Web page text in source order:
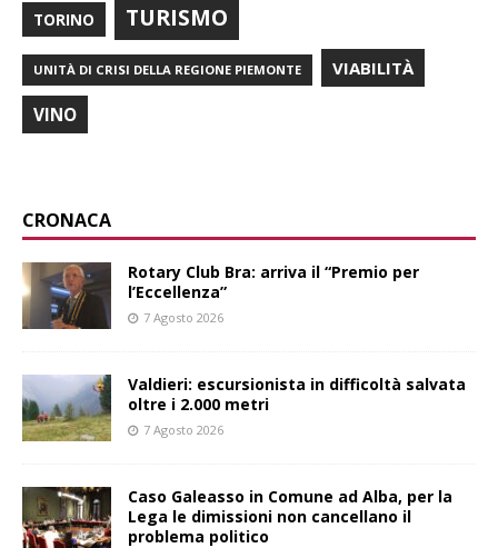
TORINO TURISMO
UNITÀ DI CRISI DELLA REGIONE PIEMONTE VIABILITÀ
VINO
CRONACA
Rotary Club Bra: arriva il “Premio per
l’Eccellenza”
7 Agosto 2026
Valdieri: escursionista in difficoltà salvata
oltre i 2.000 metri
7 Agosto 2026
Caso Galeasso in Comune ad Alba, per la
Lega le dimissioni non cancellano il
problema politico